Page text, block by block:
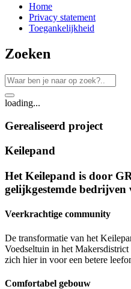
Home
Privacy statement
Toegankelijkheid
Zoeken
loading...
Gerealiseerd project
Keilepand
Het Keilepand is door
gelijkgestemde bedrijven
Veerkrachtige community
De transformatie van het
Voedseltuin in het
zich hier in voor een betere
Comfortabel gebouw